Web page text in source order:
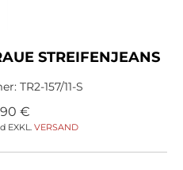
STREIFENJEANS
TR2-157/11-S
€
EXKL. VERSAND